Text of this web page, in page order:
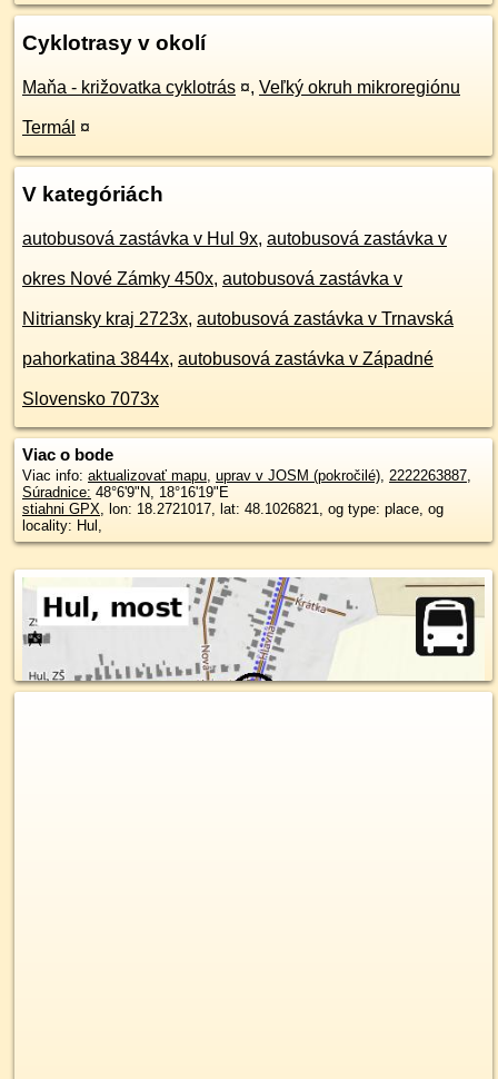
Cyklotrasy v okolí
Maňa - križovatka cyklotrás ¤, Veľký okruh mikroregiónu
Termál ¤
V kategóriách
autobusová zastávka v Hul 9x, autobusová zastávka v
okres Nové Zámky 450x, autobusová zastávka v
Nitriansky kraj 2723x, autobusová zastávka v Trnavská
pahorkatina 3844x, autobusová zastávka v Západné
Slovensko 7073x
Viac o bode
Viac info: aktualizovať mapu, uprav v JOSM (pokročilé), 2222263887,
Súradnice: 48°6'9"N, 18°16'19"E
stiahni GPX, lon: 18.2721017, lat: 48.1026821, og type: place, og
locality: Hul,